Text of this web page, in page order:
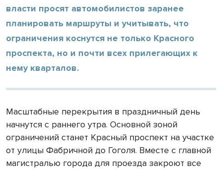
власти просят автомобилистов заранее
планировать маршруты и учитывать, что
ограничения коснутся не только Красного
проспекта, но и почти всех прилегающих к
нему кварталов.
Масштабные перекрытия в праздничный день
начнутся с раннего утра. Основной зоной
ограничений станет Красный проспект на участке
от улицы Фабричной до Гоголя. Вместе с главной
магистралью города для проезда закроют все